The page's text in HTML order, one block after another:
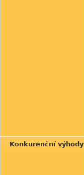
Konkurenční výhody